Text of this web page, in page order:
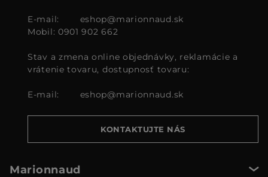
E-mail:
eshop@marionnaud.sk
Mobil: 0901 902 662
Stav a zmena online objednávky, reklamácie a
vrátenie tovaru, dostupnosť tovaru:
E-mail: eshop@marionnaud.sk
KONTAKTUJTE NÁS
Marionnaud